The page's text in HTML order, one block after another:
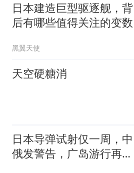
日本建造巨型驱逐舰，背
后有哪些值得关注的变数
黑翼天使
天空硬糖消
日本导弹试射仅一周，中
俄发警告，广岛游行再